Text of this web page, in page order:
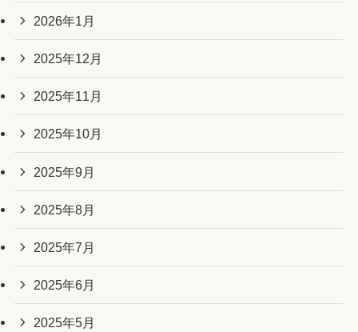
2026年1月
2025年12月
2025年11月
2025年10月
2025年9月
2025年8月
2025年7月
2025年6月
2025年5月